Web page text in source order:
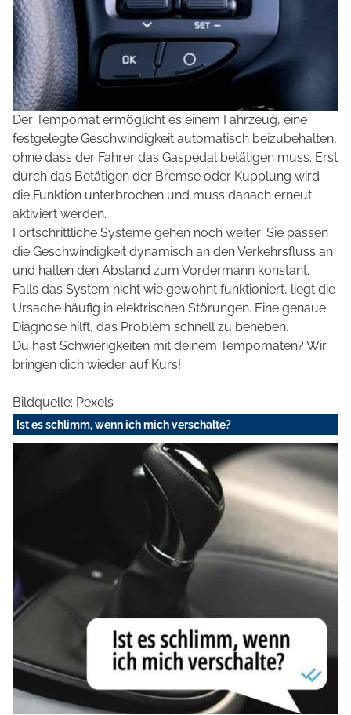
Der Tempomat ermöglicht es einem Fahrzeug, eine
festgelegte Geschwindigkeit automatisch beizubehalten,
ohne dass der Fahrer das Gaspedal betätigen muss. Erst
durch das Betätigen der Bremse oder Kupplung wird
die Funktion unterbrochen und muss danach erneut
aktiviert werden.
Fortschrittliche Systeme gehen noch weiter: Sie passen
die Geschwindigkeit dynamisch an den Verkehrsfluss an
und halten den Abstand zum Vordermann konstant.
Falls das System nicht wie gewohnt funktioniert, liegt die
Ursache häufig in elektrischen Störungen. Eine genaue
Diagnose hilft, das Problem schnell zu beheben.
Du hast Schwierigkeiten mit deinem Tempomaten? Wir
bringen dich wieder auf Kurs!
Bildquelle: Pexels
Ist es schlimm, wenn ich mich verschalte?